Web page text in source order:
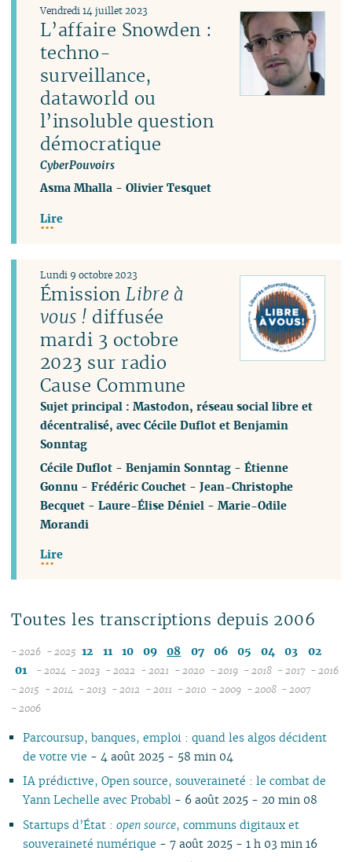
L’affaire Snowden :
techno-
surveillance,
dataworld ou
l’insoluble question
démocratique
CyberPouvoirs
Vendredi 14 juillet 2023
Asma Mhalla -Olivier Tesquet
Lire
ÉmissionLibre à
vous ! diffusée
mardi 3 octobre
2023 sur radio
Cause Commune
Sujet principal : Mastodon, réseau social libre et
décentralisé, avec Cécile Duflot et Benjamin
Sonntag
Lundi 9 octobre 2023
Cécile Duflot -Benjamin Sonntag -Étienne
Gonnu -Frédéric Couchet -Jean-Christophe
Becquet -Laure-Élise Déniel -Marie-Odile
Morandi
Lire
Toutes les transcriptions depuis 2006
- 2026
04
03
02
01
- 2025 12 11 10 09 08 07 06 05 04 03
02
01
- 2024
12
09
08
07
06
04
03
- 2023
09
08
07
06
04
03
- 2022
09
08
07
06
04
03
- 2021
09
08
07
06
04
03
- 2020
09
08
07
06
04
03
- 2019
09
07
06
04
03
- 2018
09
07
06
04
03
- 2017
09
07
06
03
- 2016
- 2015
10
09
08
07
05
04
- 2014
10
09
08
07
06
04
03
- 2013
09
08
04
02
- 2012
09
08
07
06
03
01
- 2011
10
09
08
07
05
04
- 2010
10
09
08
07
05
04
- 2009 - 2008
10
01
- 2007
- 2006
Parcoursup, banques, emploi : quand les algos décident
de votre vie - 4 août 2025 - 58 min 04
IA prédictive, Open source, souveraineté : le combat de
Yann Lechelle avec Probabl- 6 août 2025 - 20 min 08
Startups d’État : open source, communs digitaux et
souveraineté numérique - 7 août 2025 - 1 h 03 min 16